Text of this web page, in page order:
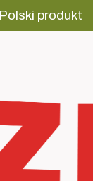
Polski produkt